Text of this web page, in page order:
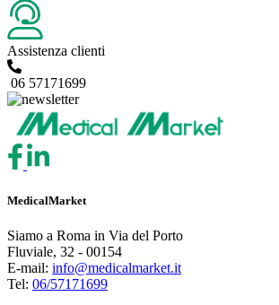
Assistenza clienti
06 57171699
MedicalMarket
Siamo a Roma in Via del Porto
Fluviale, 32 - 00154
E-mail: info@medicalmarket.it
Tel: 06/57171699